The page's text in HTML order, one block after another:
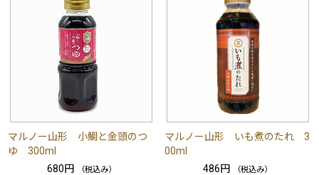
マルノー山形 小鯛と金頭のつ
ゆ 300ml
680円
（税込み）
マルノー山形 いも煮のたれ 3
00ml
486円
（税込み）